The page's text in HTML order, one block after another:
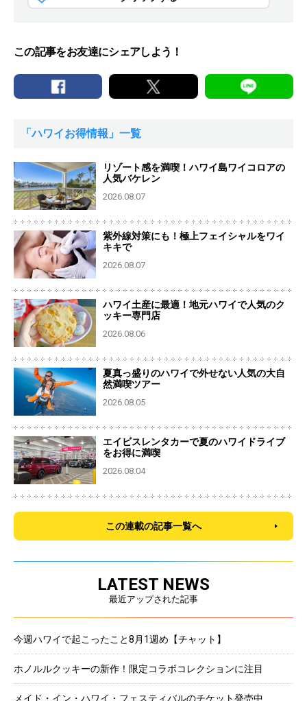
この記事をお友達にシェアしよう！
「ハワイお得情報」一覧
リゾート感を満喫！ハワイ島ワイコロアの
人気バケレン
2026.08.07
紫外線対策にも！極上フェイシャルをワイ
キキで
2026.08.07
ハワイ土産に最適！地元ハワイで人気のク
ッキー専門店
2026.08.06
夏真っ盛りのハワイで外せない人気の大自
然満喫ツアー
2026.08.05
エイビスレンタカーで夏のハワイドライブ
をお得に満喫
2026.08.04
この連載の記事一覧へ
LATEST NEWS
最近アップされた記事
今週ハワイで起こったこと8月1週め【チャット】
ホノルルクッキーの新作！限定コラボコレクションに注目
メイド・イン・ハワイ・フェスティバルのチケット発売中